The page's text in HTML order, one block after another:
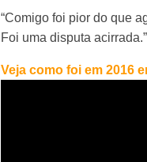
“Comigo foi pior do que
Foi uma disputa acirrada.”
Veja como foi em 2016